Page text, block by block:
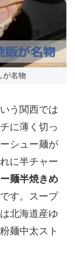
が名物
う関西では
に薄く切っ
シュー麺が
に半チャー
麺半焼きめ
す。スープ
北海道産ゆ
麺中太スト